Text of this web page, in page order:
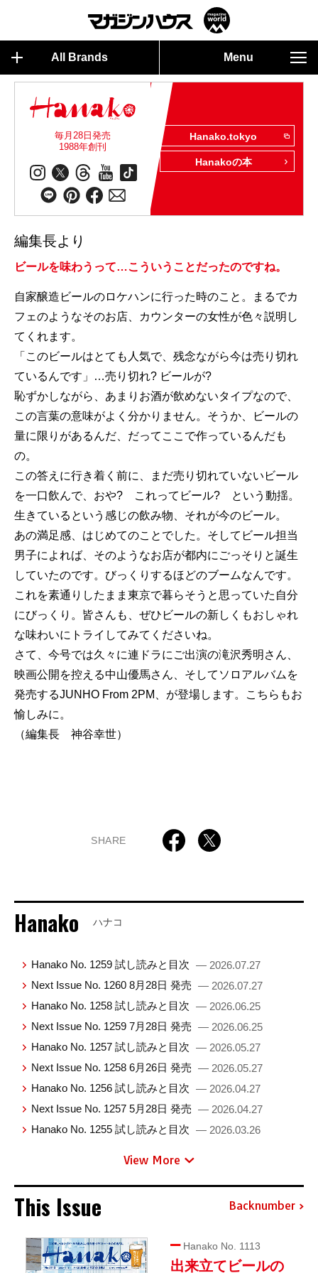
All Brands Menu
毎月28日発売
1988年創刊
Hanako.tokyo
Hanakoの本
編集長より
ビールを味わうって…こういうことだったのですね。
自家醸造ビールのロケハンに行った時のこと。まるでカ
フェのようなそのお店、カウンターの女性が色々説明し
てくれます。
「このビールはとても人気で、残念ながら今は売り切れ
ているんです」…売り切れ? ビールが?
恥ずかしながら、あまりお酒が飲めないタイプなので、
この言葉の意味がよく分かりません。そうか、ビールの
量に限りがあるんだ、だってここで作っているんだも
の。
この答えに行き着く前に、まだ売り切れていないビール
を一口飲んで、おや? これってビール? という動揺。
生きているという感じの飲み物、それが今のビール。
あの満足感、はじめてのことでした。そしてビール担当
男子によれば、そのようなお店が都内にごっそりと誕生
していたのです。びっくりするほどのブームなんです。
これを素通りしたまま東京で暮らそうと思っていた自分
にびっくり。皆さんも、ぜひビールの新しくもおしゃれ
な味わいにトライしてみてくださいね。
さて、今号では久々に連ドラにご出演の滝沢秀明さん、
映画公開を控える中山優馬さん、そしてソロアルバムを
発売するJUNHO From 2PM、が登場します。こちらもお
愉しみに。
（編集長 神谷幸世）
SHARE
Hanako ハナコ
Hanako No. 1259 試し読みと目次 — 2026.07.27
Next Issue No. 1260 8月28日 発売 — 2026.07.27
Hanako No. 1258 試し読みと目次 — 2026.06.25
Next Issue No. 1259 7月28日 発売 — 2026.06.25
Hanako No. 1257 試し読みと目次 — 2026.05.27
Next Issue No. 1258 6月26日 発売 — 2026.05.27
Hanako No. 1256 試し読みと目次 — 2026.04.27
Next Issue No. 1257 5月28日 発売 — 2026.04.27
Hanako No. 1255 試し読みと目次 — 2026.03.26
View More
This Issue Backnumber
Hanako No. 1113
出来立てビールの